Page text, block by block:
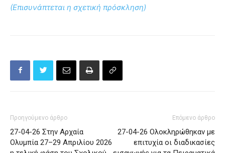
(Επισυνάπτεται η σχετική πρόσκληση)
Προηγούμενο άρθρο
27-04-26 Στην Αρχαία
Ολυμπία 27–29 Απριλίου 2026
Επόμενο άρθρο
27-04-26 Ολοκληρώθηκαν με
επιτυχία οι διαδικασίες